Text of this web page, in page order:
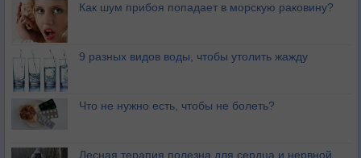
Как шум прибоя попадает в морскую раковину?
9 разных видов воды, чтобы утолить жажду
Что не нужно есть, чтобы не болеть?
Лесная терапия полезна для сердца и нервной